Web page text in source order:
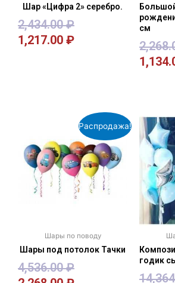
Шар «Цифра 2» серебро.
2,434.00₽
1,217.00 ₽
см
Распродажа!
Шары по поводу
Шары под потолок Тачки
4,536.00₽
годик